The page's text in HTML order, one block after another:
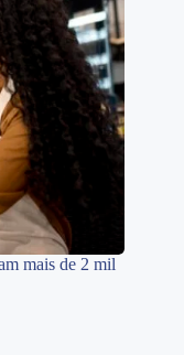
mais de 2 mil